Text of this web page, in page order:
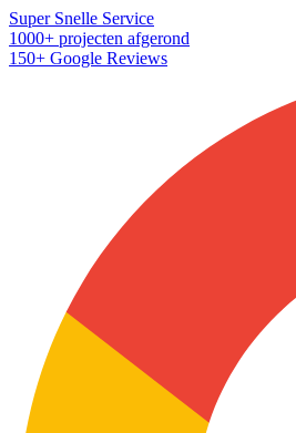
Super Snelle Service
1000+ projecten afgerond
150+ Google Reviews